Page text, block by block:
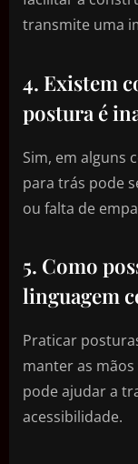
transmite uma
4. Existem
postura é
Sim, em alguns
para trás pode
ou falta de
5. Como
linguagem
Praticar
manter as
pode ajudar a
acessibilidade.